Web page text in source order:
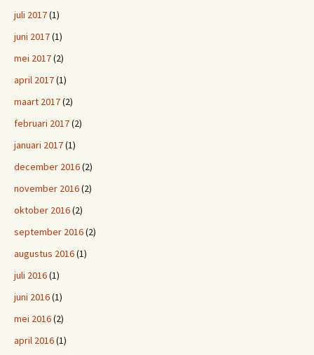
juli 2017(1)
juni 2017(1)
mei 2017(2)
april 2017(1)
maart 2017(2)
februari 2017(2)
januari 2017(1)
december 2016(2)
november 2016(2)
oktober 2016(2)
september 2016(2)
augustus 2016(1)
juli 2016(1)
juni 2016(1)
mei 2016(2)
april 2016(1)